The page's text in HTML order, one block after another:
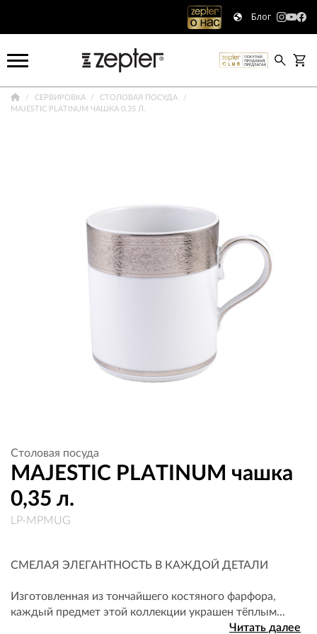
Блог
СЕРВИРОВКА
СТОЛОВАЯ ПОСУДА
MAJESTIC PLATINUM ЧАШКА 0,35 Л.
Столовая посуда
MAJESTIC PLATINUM чашка
0,35 л.
LP-MPMUG
СМЕЛАЯ ЭЛЕГАНТНОСТЬ В КАЖДОЙ ДЕТАЛИ
Изготовленная из тончайшего костяного фарфора,
каждый предмет этой коллекции украшен тёплым...
Читать далее